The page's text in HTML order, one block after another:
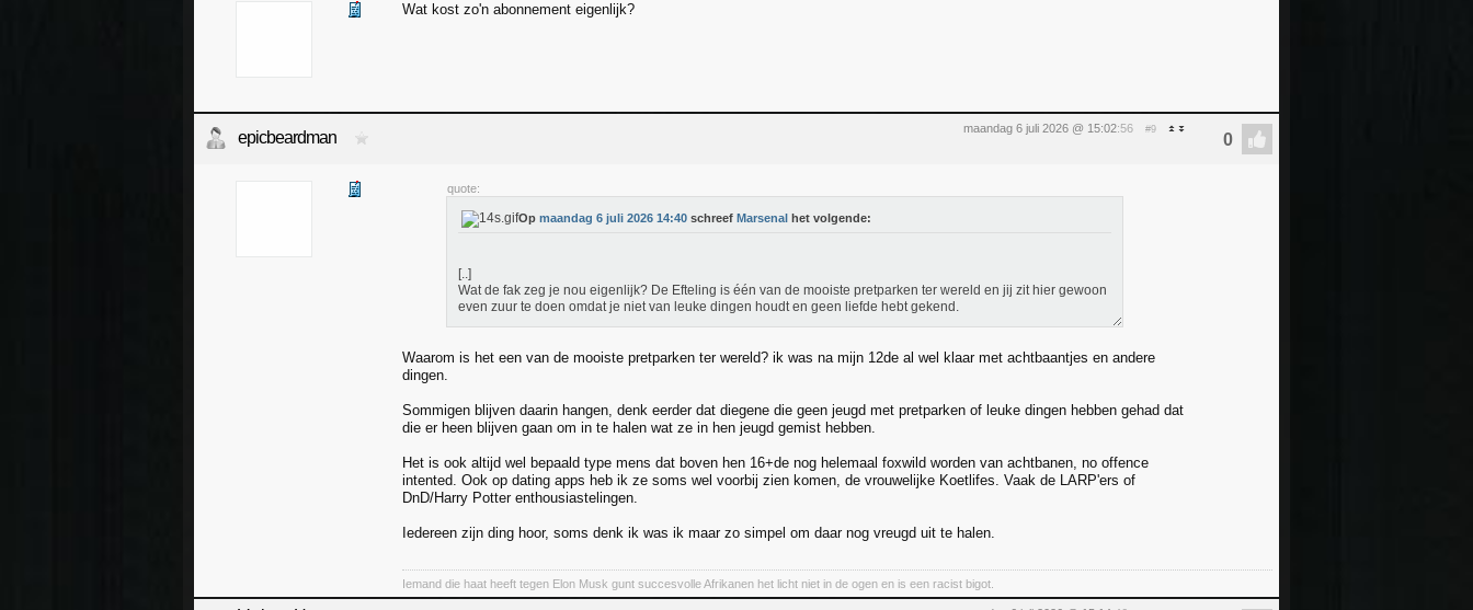
Wat kost zo'n abonnement eigenlijk?
maandag 6 juli 2026 @ 15:02:56 #9
epicbeardman
quote:
Op maandag 6 juli 2026 14:40 schreef Marsenal het volgende:
[..]
Wat de fak zeg je nou eigenlijk? De Efteling is één van de mooiste pretparken ter wereld en jij zit hier gewoon
even zuur te doen omdat je niet van leuke dingen houdt en geen liefde hebt gekend.
Waarom is het een van de mooiste pretparken ter wereld? ik was na mijn 12de al wel klaar met achtbaantjes en andere
dingen.
Sommigen blijven daarin hangen, denk eerder dat diegene die geen jeugd met pretparken of leuke dingen hebben gehad dat
die er heen blijven gaan om in te halen wat ze in hen jeugd gemist hebben.
Het is ook altijd wel bepaald type mens dat boven hen 16+de nog helemaal foxwild worden van achtbanen, no offence
intented. Ook op dating apps heb ik ze soms wel voorbij zien komen, de vrouwelijke Koetlifes. Vaak de LARP'ers of
DnD/Harry Potter enthousiastelingen.
Iedereen zijn ding hoor, soms denk ik was ik maar zo simpel om daar nog vreugd uit te halen.
Iemand die haat heeft tegen Elon Musk gunt succesvolle Afrikanen het licht niet in de ogen en is een racist bigot.